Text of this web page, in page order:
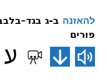
להאזנה ב-ג
פורים